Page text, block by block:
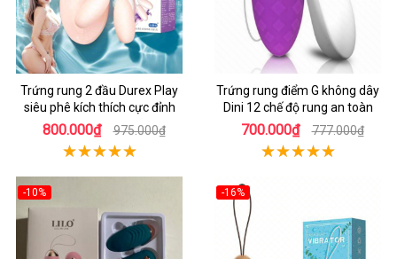
Trứng rung 2 đầu Durex Play
siêu phê kích thích cực đỉnh
800.000₫ 975.000₫
Trứng rung điểm G không dây
Dini 12 chế độ rung an toàn
700.000₫ 777.000₫
-10% -16%